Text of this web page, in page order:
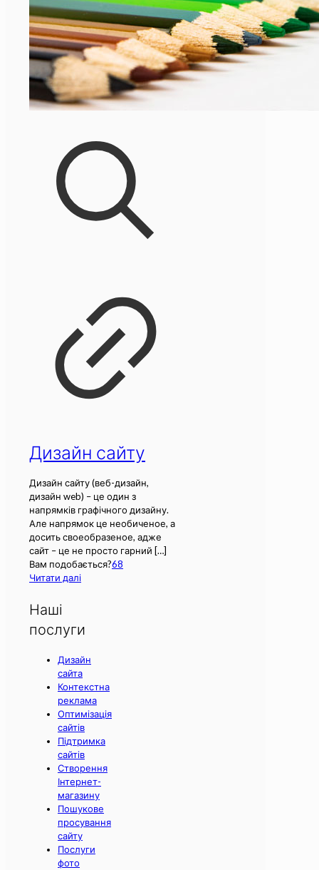
Дизайн сайту
Дизайн сайту (веб-дизайн,
дизайн web) – це один з
напрямків графічного дизайну.
Але напрямок це необиченое, а
досить своеобразеное, адже
сайт – це не просто гарний […]
Вам подобається?68
Читати далі
Наші
послуги
Дизайн
сайта
Контекстна
реклама
Оптимізація
сайтів
Підтримка
сайтів
Створення
Інтернет-
магазину
Пошукове
просування
сайту
Послуги
фото